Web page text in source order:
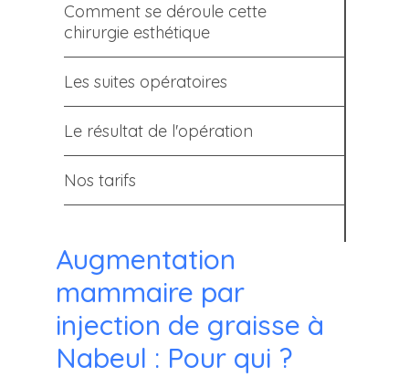
Comment se déroule cette
chirurgie esthétique
Les suites opératoires
Le résultat de l'opération
Nos tarifs
Augmentation
mammaire par
injection de graisse à
Nabeul : Pour qui ?